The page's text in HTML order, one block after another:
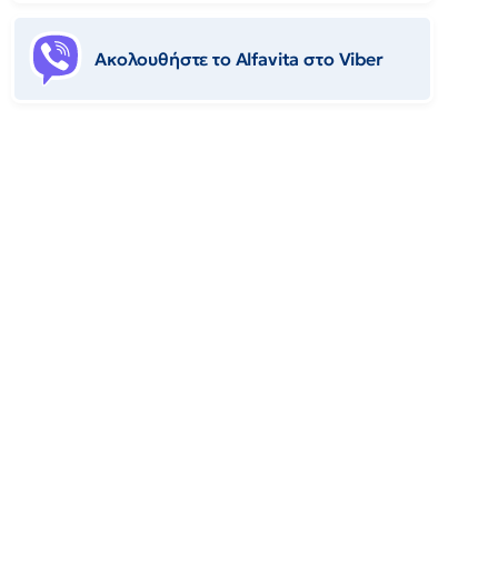
Ακολουθήστε το Αlfavita στο Viber